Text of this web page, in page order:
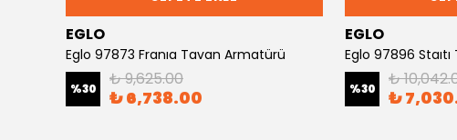
EGLO
Eglo 97873 Franıa Tavan Armatürü
%30 ₺ 9,625.00
₺ 6,738.00
EGLO
Eglo 97896
%30 ₺
₺